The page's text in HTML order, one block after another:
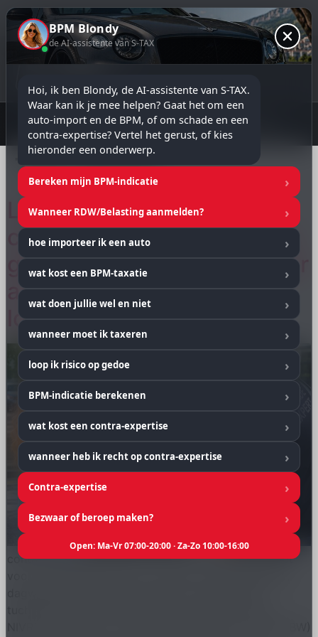
★★★★★5.0 Google RatingROTA-erkend taxateur
17+ jaar ervaring Rapport binnen 24 uur ☎ 06 54 35 02 54
Tag:ROTA
Loket
contraexpertiseklachten.nl
gelanceerd: van advies naar
actie, met klachten die al
lopen
contraexpertiseklachten.nl is live. Onafhankelijk loket
BPM Blondy
de AI-assistente van S-TAX
Hoi, ik ben Blondy, de AI-assistente van S-TAX.
Waar kan ik je mee helpen? Gaat het om een
auto-import en de BPM, of om schade en een
contra-expertise? Vertel het gerust, of kies
hieronder een onderwerp.
Bereken mijn BPM-indicatie
Wanneer RDW/Belasting aanmelden?
hoe importeer ik een auto
wat kost een BPM-taxatie
wat doen jullie wel en niet
wanneer moet ik taxeren
loop ik risico op gedoe
BPM-indicatie berekenen
wat kost een contra-expertise
wanneer heb ik recht op contra-expertise
Contra-expertise
Bezwaar of beroep maken?
Open: Ma-Vr 07:00-20:00 · Za-Zo 10:00-16:00